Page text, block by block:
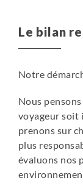
Le bilan
Notre
Nous
voyageur soit
prenons sur
plus
évaluons nos